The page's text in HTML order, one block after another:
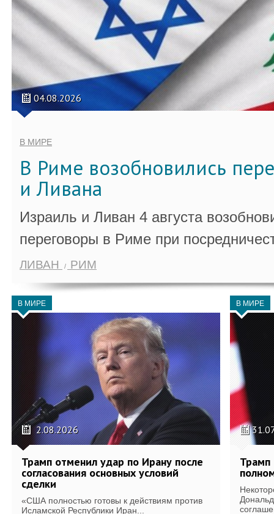
04.08.2026
В МИРЕ
В Риме возобновились
и Ливана
Израиль и Ливан 4 августа
переговоры в Риме при
ЛИВАН РИМ
В МИРЕ
2.08.2026
Трамп отменил удар по Ирану после
согласования основных условий
сделки
«США полностью готовы к действиям против
Исламской Республики Иран...
В МИРЕ
Трамп